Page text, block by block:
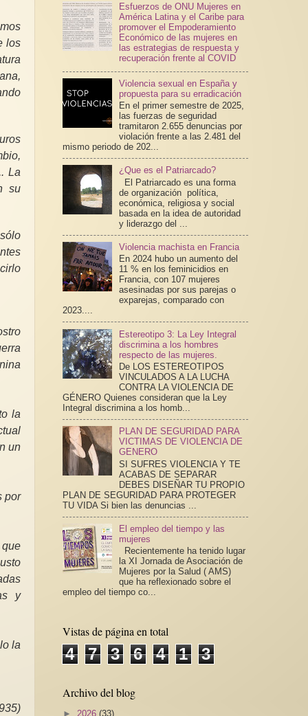
los
La
su
la
un
por
que
y
la
Esfuerzos de ONU Mujeres en
América Latina y el Caribe para
promover el Empoderamiento
Económico de las mujeres en
las estrategias de respuesta y
recuperación frente al COVID
Violencia sexual en España y
propuesta para su erradicación
En el primer semestre de 2025,
las fuerzas de seguridad
tramitaron 2.655 denuncias por
violación frente a las 2.481 del
mismo periodo de 202...
¿Que es el Patriarcado?
El Patriarcado es una forma
de organización política,
económica, religiosa y social
basada en la idea de autoridad
y liderazgo del ...
Violencia machista en Francia
En 2024 hubo un aumento del
11 % en los feminicidios en
Francia, con 107 mujeres
asesinadas por sus parejas o
exparejas, comparado con
2023....
Estereotipo 3: La Ley Integral
discrimina a los hombres
respecto de las mujeres.
De LOS ESTEREOTIPOS
VINCULADOS A LA LUCHA
CONTRA LA VIOLENCIA DE
GÉNERO Quienes consideran que la Ley
Integral discrimina a los homb...
PLAN DE SEGURIDAD PARA
VICTIMAS DE VIOLENCIA DE
GENERO
SI SUFRES VIOLENCIA Y TE
ACABAS DE SEPARAR
DEBES DISEÑAR TU PROPIO
PLAN DE SEGURIDAD PARA PROTEGER
TU VIDA Si bien las denuncias ...
El empleo del tiempo y las
mujeres
Recientemente ha tenido lugar
la XI Jornada de Asociación de
Mujeres por la Salud ( AMS)
que ha reflexionado sobre el
empleo del tiempo co...
Vistas de página en total
4 7 3 6 4 1 3
Archivo del blog
► 2026 (33)